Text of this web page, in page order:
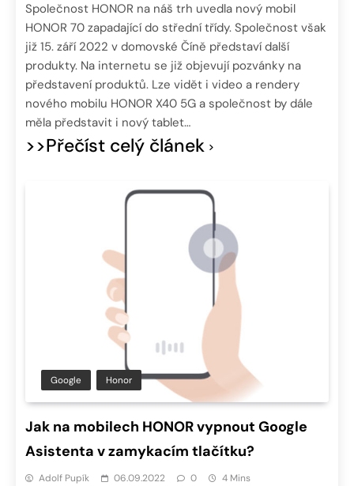
Společnost HONOR na náš trh uvedla nový mobil
HONOR 70 zapadající do střední třídy. Společnost však
již 15. září 2022 v domovské Číně představí další
produkty. Na internetu se již objevují pozvánky na
představení produktů. Lze vidět i video a rendery
nového mobilu HONOR X40 5G a společnost by dále
měla představit i nový tablet…
>>Přečíst celý článek
Google Honor
Jak na mobilech HONOR vypnout Google
Asistenta v zamykacím tlačítku?
Adolf Pupík 06.09.2022 0 4 Mins